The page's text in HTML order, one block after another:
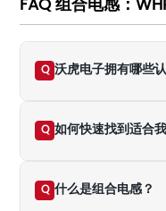
Q 沃虎电子拥有哪些
Q 如何快速找到适合
Q 什么是组合电感？